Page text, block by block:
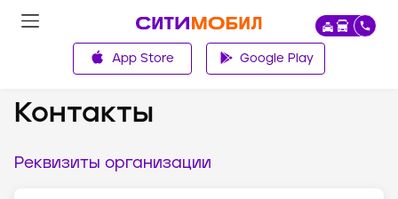
App Store Google Play
О компании
Контакты
Реквизиты организации